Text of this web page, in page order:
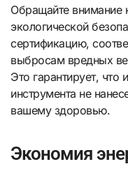
Обращайте внимание
экологической
сертификацию,
выбросам вредных
Это гарантирует, что
инструмента не
вашему здоровью.
Экономия